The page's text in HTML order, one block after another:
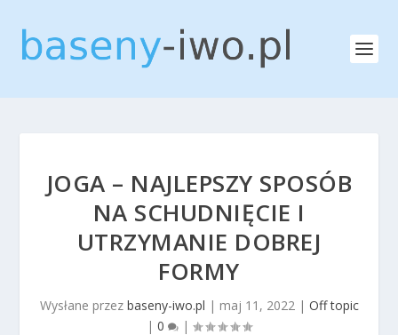
JOGA – NAJLEPSZY SPOSÓB
NA SCHUDNIĘCIE I
UTRZYMANIE DOBREJ
FORMY
Wysłane przez baseny-iwo.pl | maj 11, 2022| Off topic
| 0 |